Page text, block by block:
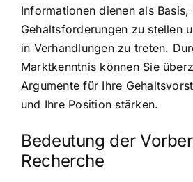
Informationen dienen als
Gehaltsforderungen zu stellen
in Verhandlungen zu treten.
Marktkenntnis können Sie
Argumente für Ihre
und Ihre Position stärken.
Bedeutung der
Recherche